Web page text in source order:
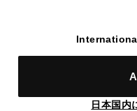
日本国内